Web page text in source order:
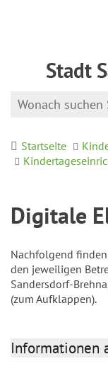
Stadt
Startseite
Digitale
Nachfolgend
den jeweiligen
Sandersdorf-
(zum Aufklappen).
Informationen